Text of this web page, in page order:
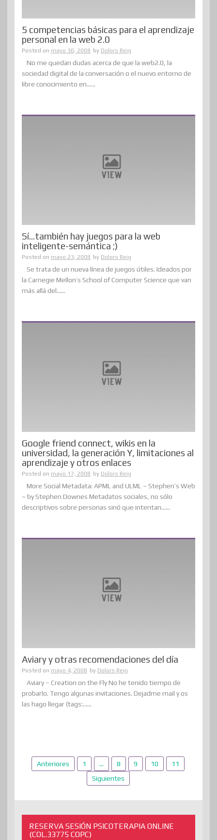
5 competencias básicas para el aprendizaje
personal en la web 2.0
Posted on mayo 30, 2008 by Dolors Reig
No me quedan dudas acerca de que la web2.0, la
sociedad digital de la conversación o el nuevo entorno de
libre conocimiento en......
Sí…también hay juegos para la web
inteligente-semántica ;)
Posted on mayo 23, 2008 by Dolors Reig
Se trata de un nueva línea de juegos útiles. Ideados por
la Carnegie Mellon’s School of Computer Science que van
más allá del......
Google friend connect, wikis en la
universidad, la generación Y, limitaciones al
aprendizaje y otros enlaces
Posted on mayo 17, 2008 by Dolors Reig
More Social Metadata: APML and ULML ~ Stephen’s Web
~ by Stephen Downes Metadatos sociales, no sólo
descriptivos sobre personas sinó que intentan......
Aviary y otras recomendaciones del día
Posted on mayo 4, 2008 by Dolors Reig
Aviary – Creation on the Fly No he tenido tiempo de
probarlo. Tengo algunas invitaciones. Dejadme mail y os
las hago llegar (tags:......
Paginación
entradas
Anteriores 1 … 8 9 10
11
Siguientes
RESERVA SESIÓN PSICOTERAPIA ONLINE
(COL.33775 COPC)